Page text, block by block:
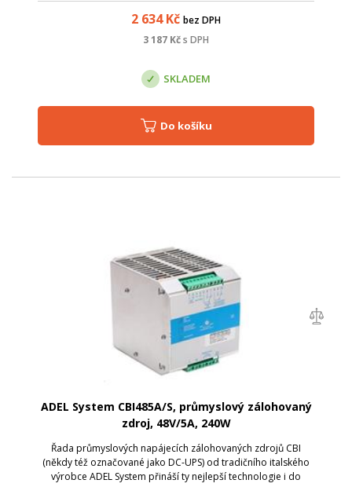
2 634Kč bez DPH
3 187 Kčs DPH
SKLADEM
Do košíku
ADEL System CBI485A/S, průmyslový zálohovaný
zdroj, 48V/5A, 240W
Řada průmyslových napájecích zálohovaných zdrojů CBI
(někdy též označované jako DC-UPS) od tradičního italského
výrobce ADEL System přináší ty nejlepší technologie i do